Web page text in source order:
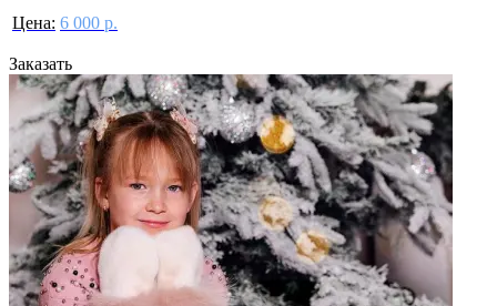
Цена: 6 000 р.
Заказать